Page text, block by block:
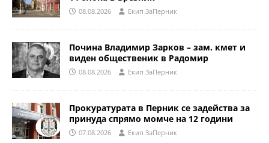
08.08.2026 Eкип ЗаПерник
Почина Владимир Зарков – зам. кмет и
виден общественик в Радомир
08.08.2026 Eкип ЗаПерник
Прокуратурата в Перник се задейства за
принуда спрямо момче на 12 години
07.08.2026 Eкип ЗаПерник